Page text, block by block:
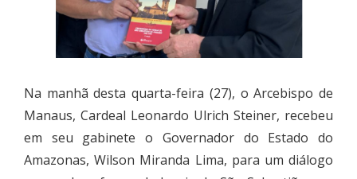
Na manhã desta quarta-feira (27), o Arcebispo de
Manaus, Cardeal Leonardo Ulrich Steiner, recebeu
em seu gabinete o Governador do Estado do
Amazonas, Wilson Miranda Lima, para um diálogo